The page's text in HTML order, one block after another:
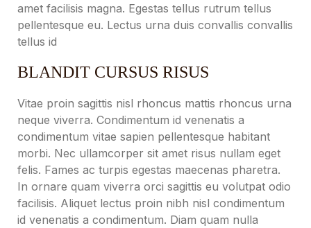
amet facilisis magna. Egestas tellus rutrum tellus
pellentesque eu. Lectus urna duis convallis convallis
tellus id
BLANDIT CURSUS RISUS
Vitae proin sagittis nisl rhoncus mattis rhoncus urna
neque viverra. Condimentum id venenatis a
condimentum vitae sapien pellentesque habitant
morbi. Nec ullamcorper sit amet risus nullam eget
felis. Fames ac turpis egestas maecenas pharetra.
In ornare quam viverra orci sagittis eu volutpat odio
facilisis. Aliquet lectus proin nibh nisl condimentum
id venenatis a condimentum. Diam quam nulla